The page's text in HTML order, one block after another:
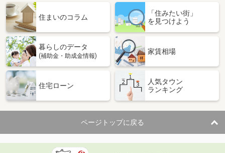
住まいのコラム
「住みたい街」
を見つけよう
暮らしのデータ
(補助金・助成金情報)
家賃相場
住宅ローン
人気タウン
ランキング
ページトップに戻る